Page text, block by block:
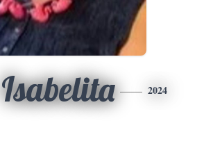
Isabelita 2024